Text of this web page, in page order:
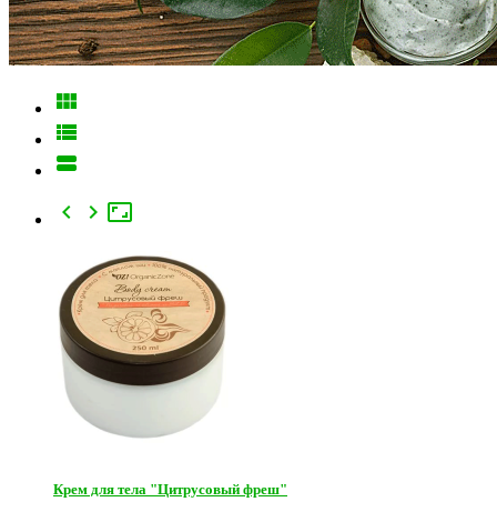




 
Крем для тела "Цитрусовый фреш"